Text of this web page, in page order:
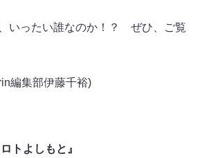
いったい誰なのか！？ ぜひ、ご覧
編集部伊藤千裕)
トよしもと』